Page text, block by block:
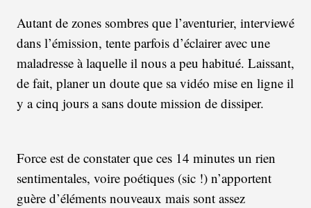
Autant de zones sombres que l’aventurier, interviewé
dans l’émission, tente parfois d’éclairer avec une
maladresse à laquelle il nous a peu habitué. Laissant,
de fait, planer un doute que sa vidéo mise en ligne il
y a cinq jours a sans doute mission de dissiper.
Force est de constater que ces 14 minutes un rien
sentimentales, voire poétiques (sic !) n’apportent
guère d’éléments nouveaux mais sont assez